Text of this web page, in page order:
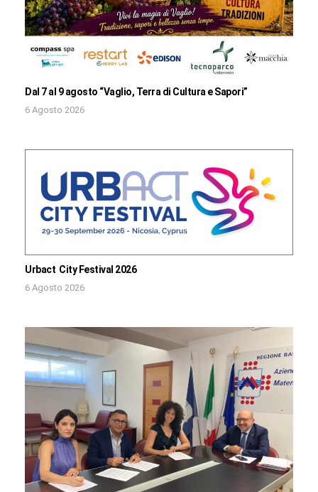
Dal 7 al 9 agosto “Vaglio, Terra di Cultura e Sapori”
6 Agosto 2026
Urbact City Festival 2026
6 Agosto 2026